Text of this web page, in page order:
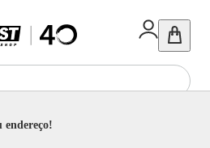
endereço!